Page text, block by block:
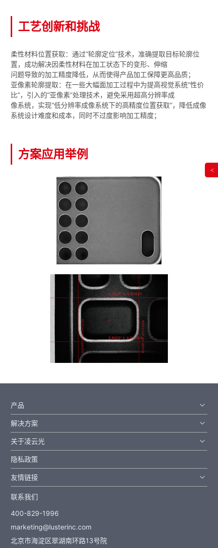
工艺创新和挑战
柔性材料位置获取：通过“轮廓定位”技术，准确提取目标轮廓位
置，成功解决因柔性材料在加工状态下的变形、伸缩
问题导致的加工精度降低，从而使得产品加工保障更高品质；
亚像素轮廓提取：在一些大幅面加工过程中为提高视觉系统“性价
比”，引入的“亚像素”处理技术，避免采用超高分辨率成
像系统，实现“低分辨率成像系统下的高精度位置获取”，降低成像
系统设计难度和成本，同时不过度影响加工精度；
方案应用举例
产品
解决方案
关于凌云光
隐私政策
友情链接
联系我们
400-829-1996
marketing@lusterinc.com
北京市海淀区翠湖南环路13号院
<